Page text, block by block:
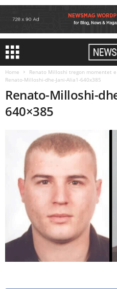
Home
Renato Milloshi tregon momentet
Renato-Milloshi-dhe-Jani-Alia1-640x385
Renato-Milloshi-
640×385